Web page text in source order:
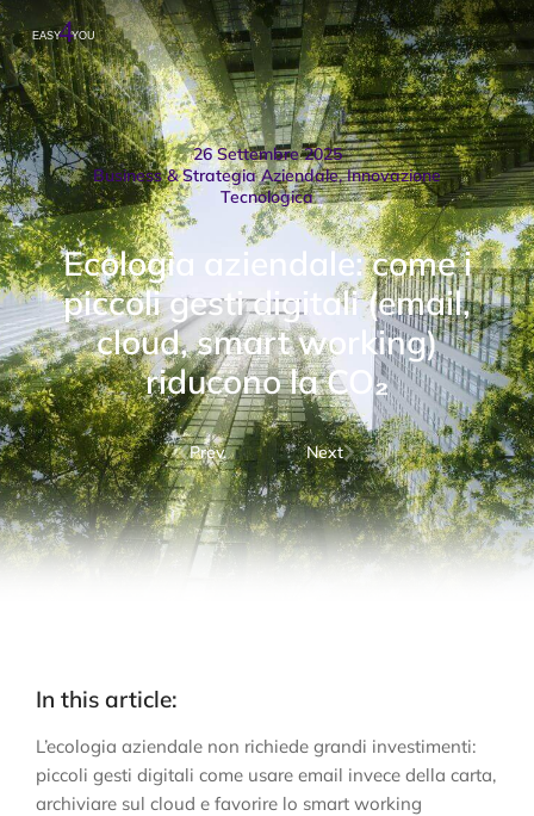
26 Settembre 2025
Business & Strategia Aziendale,Innovazione
Tecnologica
Ecologia aziendale: come i
piccoli gesti digitali (email,
cloud, smart working)
riducono la CO₂
Prev. Next
In this article:
L’ecologia aziendale non richiede grandi investimenti:
piccoli gesti digitali come usare email invece della carta,
archiviare sul cloud e favorire lo smart working